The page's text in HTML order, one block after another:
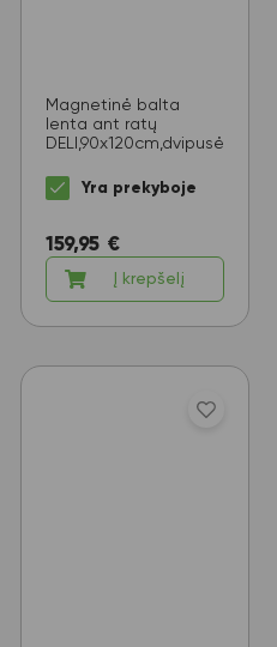
Magnetinė balta
lenta ant ratų
DELI,90x120cm,dvipusė
Yra prekyboje
159,95 €
Į krepšelį